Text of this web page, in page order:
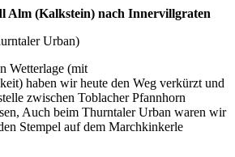
Alm (Kalkstein) nach Innervillgraten
Urban)
Wetterlage (mit
haben wir heute den Weg verkürzt und
zwischen Toblacher Pfannhorn
Auch beim Thurntaler Urban waren wir
Stempel auf dem Marchkinkerle